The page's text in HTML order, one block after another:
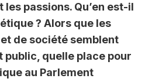
passions. Qu’en est-il
? Alors que les
de société semblent
public, quelle place pour
au Parlement